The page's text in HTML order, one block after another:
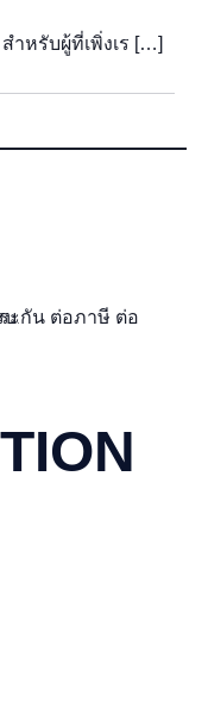
ำหรับผู้ที่เพิ่งเร […]